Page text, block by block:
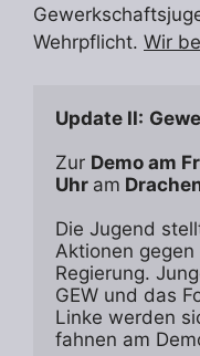
Wehrpflicht. Wir
Update II:
Zur Demo am
Uhr am
Die Jugend
Aktionen
Regierung.
GEW und das
Linke werden